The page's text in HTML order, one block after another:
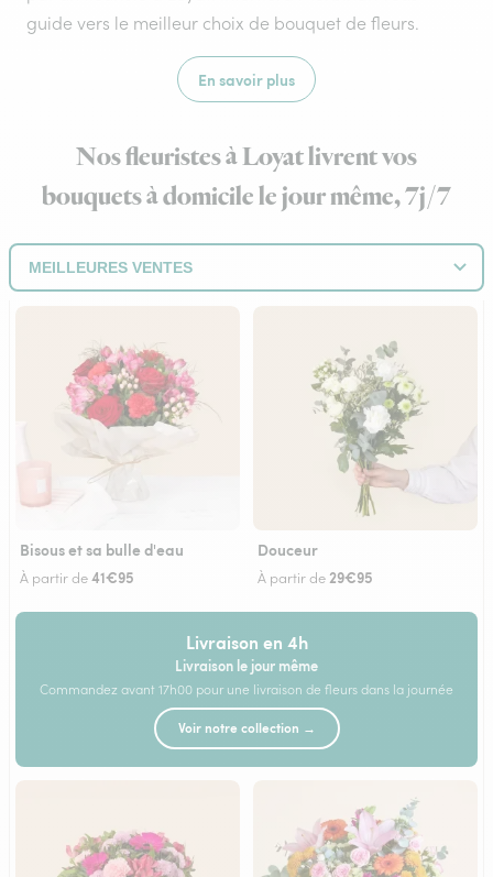
guide vers le meilleur choix de bouquet de fleurs.
En savoir plus
Nos fleuristes à Loyat livrent vos
bouquets à domicile le jour même, 7j/7
Bisous et sa bulle d'eau
À partir de41€95
Douceur
À partir de 29€95
Livraison en 4h
Livraison le jour même
Commandez avant 17h00 pour une livraison de fleurs dans la journée
Voir notre collection →